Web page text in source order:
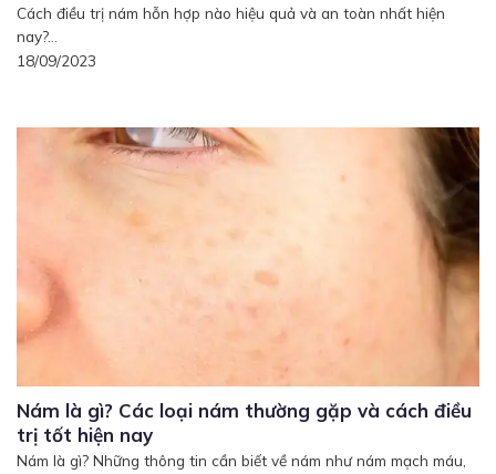
Cách điều trị nám hỗn hợp nào hiệu quả và an toàn nhất hiện
nay?...
18/09/2023
Nám là gì? Các loại nám thường gặp và cách điều
trị tốt hiện nay
Nám là gì? Những thông tin cần biết về nám như nám mạch máu,